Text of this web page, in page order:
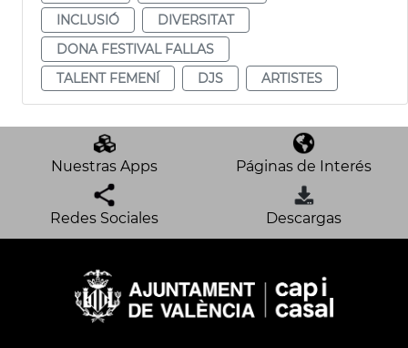
INCLUSIÓ
DIVERSITAT
DONA FESTIVAL FALLAS
TALENT FEMENÍ
DJS ARTISTES
Nuestras Apps Páginas de Interés
Redes Sociales Descargas